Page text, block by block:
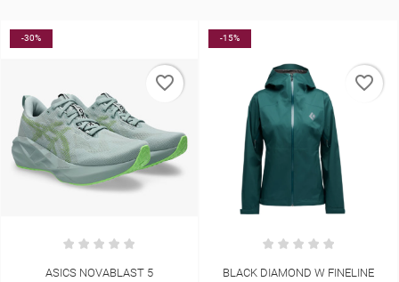
-30%
ASICS NOVABLAST 5
favorite_border
-15%
BLACK DIAMOND W FINELINE
favorite_border